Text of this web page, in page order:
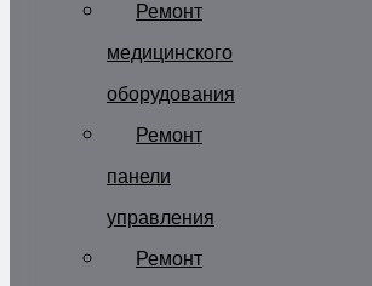
Ремонт
медицинского
оборудования
Ремонт
панели
управления
Ремонт